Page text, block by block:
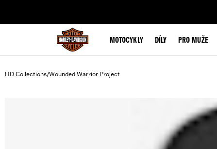
MOTOCYKLY DÍLY PRO MUŽE
HD Collections/Wounded Warrior Project